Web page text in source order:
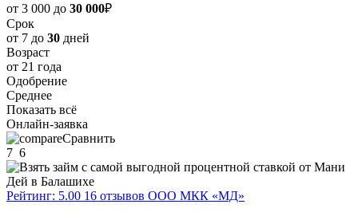
от 3 000 до 30 000₽
Срок
от 7 до 30 дней
Возраст
от 21 года
Одобрение
Среднее
Показать всё
Онлайн-заявка
Сравнить
7 6
Рейтинг: 5.00 16 отзывов ООО МКК «МД»